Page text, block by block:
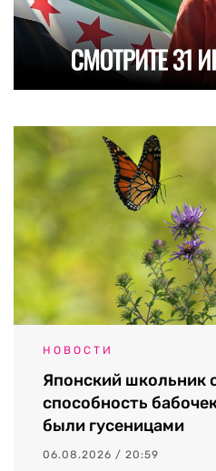
НОВОСТИ
Японский школьник
способность
были гусеницами
06.08.2026 / 20:59